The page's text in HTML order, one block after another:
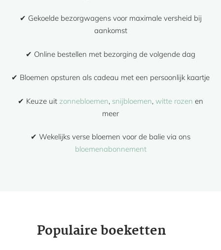
✔ Gekoelde bezorgwagens voor maximale versheid bij
aankomst
✔ Online bestellen met bezorging de volgende dag
✔ Bloemen opsturen als cadeau met een persoonlijk kaartje
✔ Keuze uit zonnebloemen, snijbloemen, witte rozen en
meer
✔ Wekelijks verse bloemen voor de balie via ons
bloemenabonnement
Populaire boeketten